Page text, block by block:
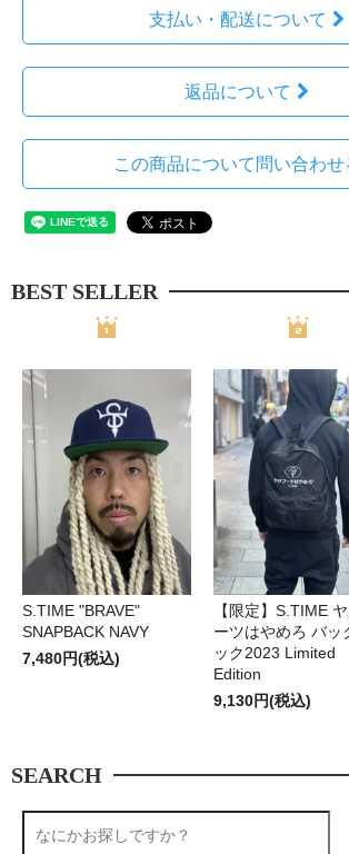
支払い・配送について
返品について
この商品について問い合わせ
BEST SELLER
S.TIME "BRAVE"
SNAPBACK NAVY
7,480円(税込)
【限定】S.TIME
ーツはやめろ バッ
ック2023 Limited
Edition
9,130円(税込)
SEARCH